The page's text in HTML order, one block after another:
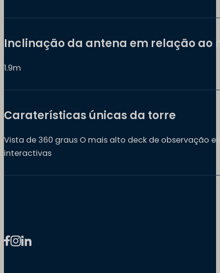
Inclinação da antena em relação ao
1.9m
Caraterísticas únicas da torre
Vista de 360 graus O mais alto deck de observação
interactivas